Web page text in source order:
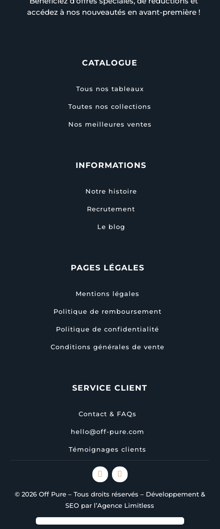
accédez à nos nouveautés en avant-première !
CATALOGUE
Tous nos tableaux
Toutes nos collections
Nos meilleures ventes
INFORMATIONS
Notre histoire
Recrutement
Le blog
PAGES LÉGALES
Mentions légales
Politique de remboursement
Politique de confidentialité
Conditions générales de vente
SERVICE CLIENT
Contact & FAQs
hello@off-pure.com
Témoignages clients
© 2026 Off Pure – Tous droits réservés – Développement &
SEO par l’Agence Limitless